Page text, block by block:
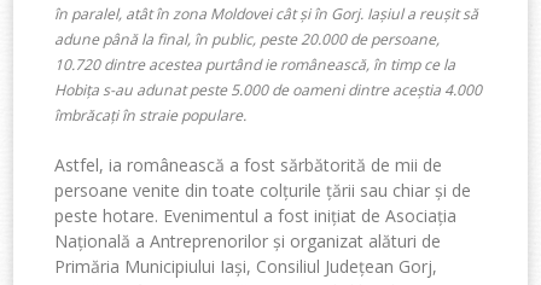
în paralel, atât în zona Moldovei cât și în Gorj. Iașiul a reușit să
adune până la final, în public, peste 20.000 de persoane,
10.720 dintre acestea purtând ie românească, în timp ce la
Hobița s-au adunat peste 5.000 de oameni dintre aceștia 4.000
îmbrăcați în straie populare.
Astfel, ia românească a fost sărbătorită de mii de
persoane venite din toate colțurile țării sau chiar și de
peste hotare. Evenimentul a fost inițiat de Asociația
Națională a Antreprenorilor și organizat alături de
Primăria Municipiului Iași, Consiliul Județean Gorj,